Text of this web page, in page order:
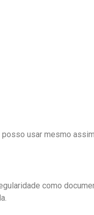
usar mesmo
como